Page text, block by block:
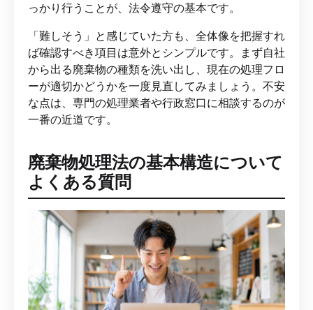
っかり行うことが、法令遵守の基本です。
「難しそう」と感じていた方も、全体像を把握すれ
ば確認すべき項目は意外とシンプルです。まず自社
から出る廃棄物の種類を洗い出し、現在の処理フロ
ーが適切かどうかを一度見直してみましょう。不安
な点は、専門の処理業者や行政窓口に相談するのが
一番の近道です。
廃棄物処理法の基本構造について
よくある質問